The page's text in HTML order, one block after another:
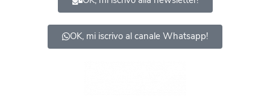
OK, mi iscrivo al canale Whatsapp!